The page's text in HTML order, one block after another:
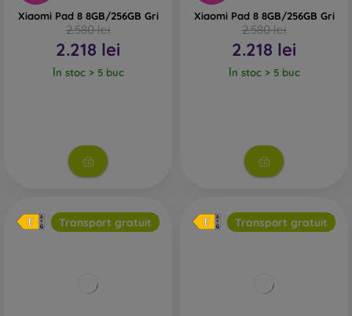
Xiaomi Pad 8 8GB/256GB Gri
2.580 lei
2.218 lei
În stoc > 5 buc
Xiaomi Pad 8 8GB/256GB Gri
2.580 lei
2.218 lei
În stoc > 5 buc
Transport gratuit Transport gratuit